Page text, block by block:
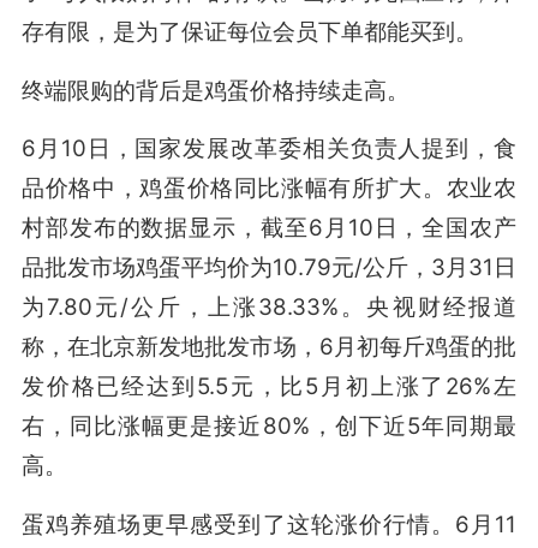
存有限，是为了保证每位会员下单都能买到。
终端限购的背后是鸡蛋价格持续走高。
6月10日，国家发展改革委相关负责人提到，食
品价格中，鸡蛋价格同比涨幅有所扩大。农业农
村部发布的数据显示，截至6月10日，全国农产
品批发市场鸡蛋平均价为10.79元/公斤，3月31日
为7.80元/公斤，上涨38.33%。央视财经报道
称，在北京新发地批发市场，6月初每斤鸡蛋的批
发价格已经达到5.5元，比5月初上涨了26%左
右，同比涨幅更是接近80%，创下近5年同期最
高。
蛋鸡养殖场更早感受到了这轮涨价行情。6月11